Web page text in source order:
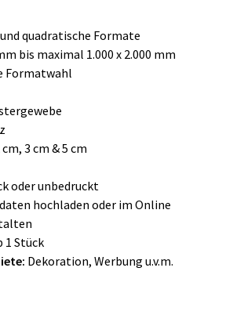
quadratische Formate
bis maximal 1.000 x 2.000 mm
Formatwahl
cm, 3 cm & 5 cm
oder unbedruckt
hochladen oder im Online
1 Stück
Dekoration, Werbung u.v.m.